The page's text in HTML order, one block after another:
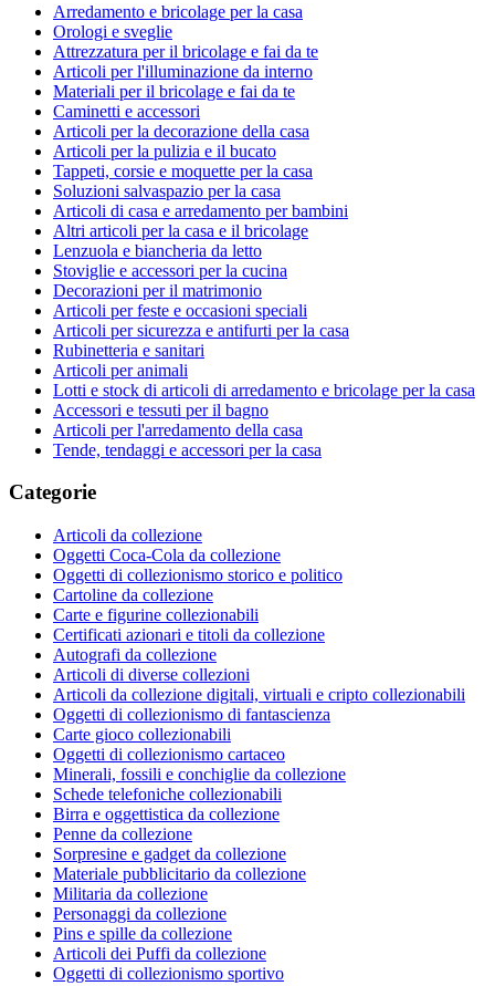
Arredamento e bricolage per la casa
Orologi e sveglie
Attrezzatura per il bricolage e fai da te
Articoli per l'illuminazione da interno
Materiali per il bricolage e fai da te
Caminetti e accessori
Articoli per la decorazione della casa
Articoli per la pulizia e il bucato
Tappeti, corsie e moquette per la casa
Soluzioni salvaspazio per la casa
Articoli di casa e arredamento per bambini
Altri articoli per la casa e il bricolage
Lenzuola e biancheria da letto
Stoviglie e accessori per la cucina
Decorazioni per il matrimonio
Articoli per feste e occasioni speciali
Articoli per sicurezza e antifurti per la casa
Rubinetteria e sanitari
Articoli per animali
Lotti e stock di articoli di arredamento e bricolage per la casa
Accessori e tessuti per il bagno
Articoli per l'arredamento della casa
Tende, tendaggi e accessori per la casa
Categorie
Articoli da collezione
Oggetti Coca-Cola da collezione
Oggetti di collezionismo storico e politico
Cartoline da collezione
Carte e figurine collezionabili
Certificati azionari e titoli da collezione
Autografi da collezione
Articoli di diverse collezioni
Articoli da collezione digitali, virtuali e cripto collezionabili
Oggetti di collezionismo di fantascienza
Carte gioco collezionabili
Oggetti di collezionismo cartaceo
Minerali, fossili e conchiglie da collezione
Schede telefoniche collezionabili
Birra e oggettistica da collezione
Penne da collezione
Sorpresine e gadget da collezione
Materiale pubblicitario da collezione
Militaria da collezione
Personaggi da collezione
Pins e spille da collezione
Articoli dei Puffi da collezione
Oggetti di collezionismo sportivo